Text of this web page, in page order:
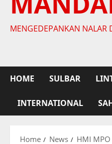
MENGEDEPANKAN NALAR
HOME SULBAR
INTERNATIONAL
Home News HMI